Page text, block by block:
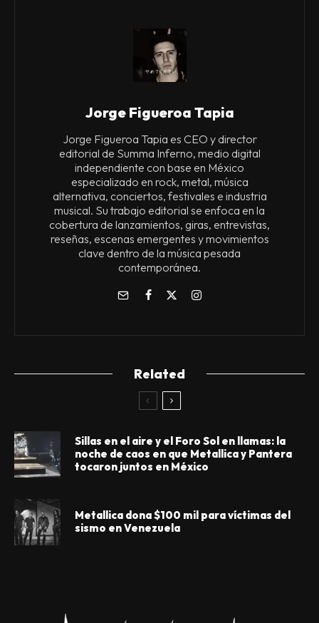
Jorge Figueroa Tapia
Jorge Figueroa Tapia es CEO y director
editorial de Summa Inferno, medio digital
independiente con base en México
especializado en rock, metal, música
alternativa, conciertos, festivales e industria
musical. Su trabajo editorial se enfoca en la
cobertura de lanzamientos, giras, entrevistas,
reseñas, escenas emergentes y movimientos
clave dentro de la música pesada
contemporánea.
Related
Sillas en el aire y el Foro Sol en llamas: la
noche de caos en que Metallica y Pantera
tocaron juntos en México
Metallica dona $100 mil para víctimas del
sismo en Venezuela